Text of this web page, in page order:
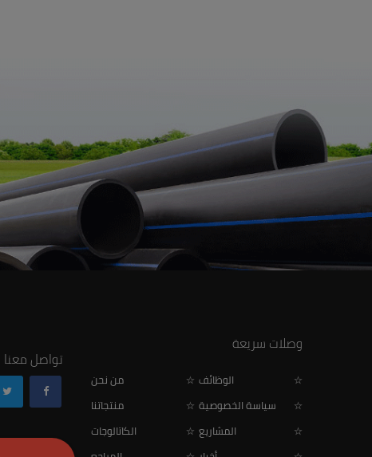
وصلات سريعة
من نحن
الوظائف
منتجاتنا
سياسة الخصوصية
الكاتالوجات
المشاريع
تواصل معنا